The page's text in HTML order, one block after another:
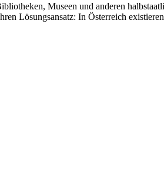
Museen und anderen
Lösungsansatz: In Österreich